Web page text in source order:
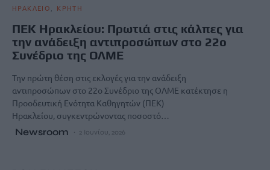
ΗΡΑΚΛΕΙΟ ΚΡΗΤΗ
ΠΕΚ Ηρακλείου: Πρωτιά στις κάλπες για
την ανάδειξη αντιπροσώπων στο 22ο
Συνέδριο της ΟΛΜΕ
Την πρώτη θέση στις εκλογές για την ανάδειξη
αντιπροσώπων στο 22ο Συνέδριο της ΟΛΜΕ κατέκτησε η
Προοδευτική Ενότητα Καθηγητών (ΠΕΚ)
Ηρακλείου, συγκεντρώνοντας ποσοστό…
Newsroom 2 Ιουνίου, 2026